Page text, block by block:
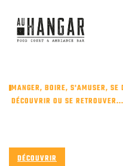
MANGER, BOIRE, S'AMUSER, SE
DÉCOUVRIR OU SE RETROUVER...
DÉCOUVRIR